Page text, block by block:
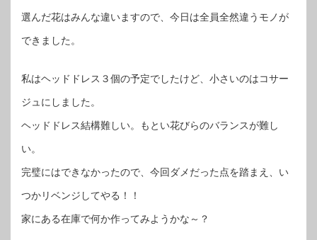
選んだ花はみんな違いますので、今日は全員全然違うモノが
できました。
私はヘッドドレス３個の予定でしたけど、小さいのはコサー
ジュにしました。
ヘッドドレス結構難しい。もとい花びらのバランスが難し
い。
完璧にはできなかったので、今回ダメだった点を踏まえ、い
つかリベンジしてやる！！
家にある在庫で何か作ってみようかな～？